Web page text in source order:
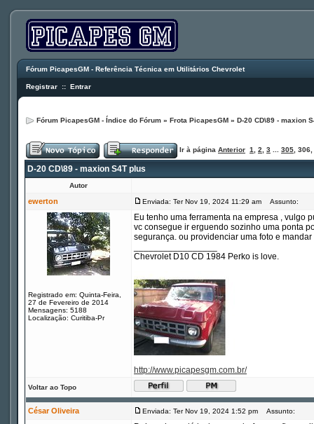
Fórum PicapesGM - Referência Técnica em Utilitários Chevrolet
Registrar :: Entrar
Fórum PicapesGM - Índice do Fórum » Frota PicapesGM » D-20 CD\89 - maxion
Ir à página Anterior 1 2 3 305 306
D-20 CD\89 - maxion S4T plus
Autor
ewerton Enviada: Ter Nov 19, 2024 11:29 am Assunto:
Registrado em: Quinta-Feira,
27 de Fevereiro de 2014
Mensagens: 5188
Localização: Curitiba-Pr
Eu tenho uma ferramenta na empresa , vulgo
vc consegue ir erguendo sozinho uma ponta
segurança. ou providenciar uma foto e mandar
Chevrolet D10 CD 1984 Perko is love.
http://www.picapesgm.com.br/
Voltar ao Topo
César Oliveira Enviada: Ter Nov 19, 2024 1:52 pm Assunto: